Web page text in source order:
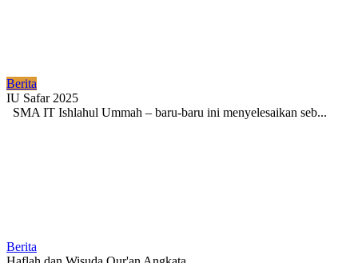
Berita
IU Safar 2025
SMA IT Ishlahul Ummah – baru-baru ini menyelesaikan seb...
Berita